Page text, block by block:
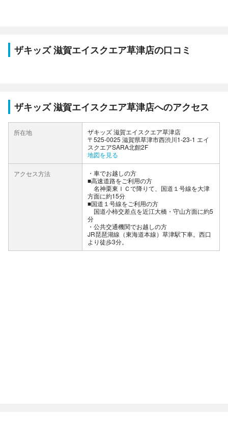
ザキッズ 滋賀エイスクエア草津店の口コミ
ザキッズ 滋賀エイスクエア草津店へのアクセス
所在地
ザキッズ 滋賀エイスクエア草津店
〒525-0025 滋賀県草津市西渋川1-23-1 エイ
スクエアSARA北館2F
地図を見る
アクセス方法
車でお越しの方
■高速道路をご利用の方
名神栗東ＩＣで降りて、国道１号線を大津
方面に約15分
■国道１号線をご利用の方
国道小柿交差点を近江大橋・守山方面に約5
分
公共交通機関でお越しの方
JR琵琶湖線（東海道本線）草津駅下車。西口
より徒歩3分。